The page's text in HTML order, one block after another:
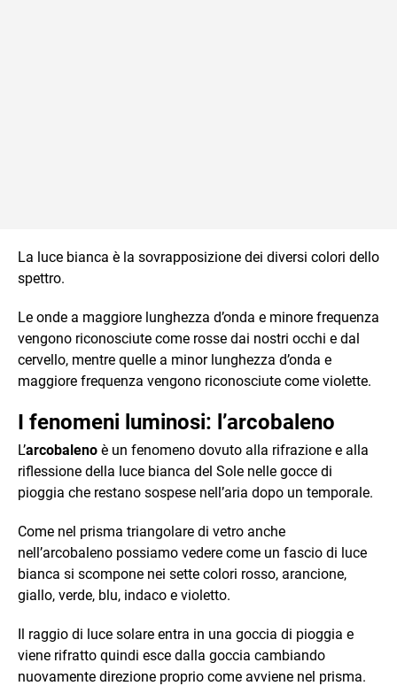
La luce bianca è la sovrapposizione dei diversi colori dello
spettro.
Le onde a maggiore lunghezza d’onda e minore frequenza
vengono riconosciute come rosse dai nostri occhi e dal
cervello, mentre quelle a minor lunghezza d’onda e
maggiore frequenza vengono riconosciute come violette.
I fenomeni luminosi: l’arcobaleno
L’arcobaleno è un fenomeno dovuto alla rifrazione e alla
riflessione della luce bianca del Sole nelle gocce di
pioggia che restano sospese nell’aria dopo un temporale.
Come nel prisma triangolare di vetro anche
nell’arcobaleno possiamo vedere come un fascio di luce
bianca si scompone nei sette colori rosso, arancione,
giallo, verde, blu, indaco e violetto.
Il raggio di luce solare entra in una goccia di pioggia e
viene rifratto quindi esce dalla goccia cambiando
nuovamente direzione proprio come avviene nel prisma.